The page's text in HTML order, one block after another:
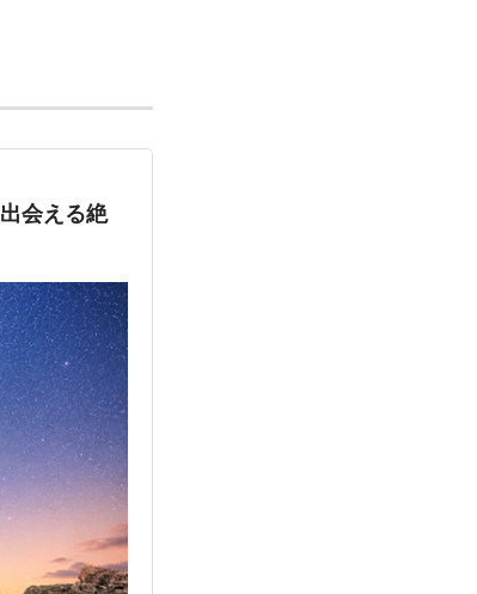
会える絶